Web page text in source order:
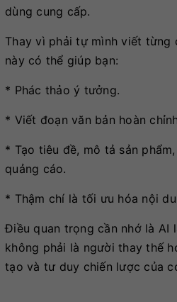
dùng cung cấp.
Thay vì phải tự mình viết từng
này có thể giúp bạn:
* Phác thảo ý tưởng.
* Viết đoạn văn bản hoàn
* Tạo tiêu đề, mô tả sản
quảng cáo.
* Thậm chí là tối ưu hóa nội
Điều quan trọng cần nhớ là AI
không phải là người thay thế
tạo và tư duy chiến lược của